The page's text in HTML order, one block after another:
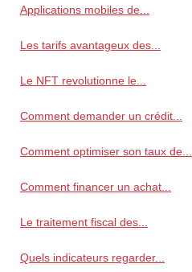
Applications mobiles de...
Les tarifs avantageux des...
Le NFT revolutionne le...
Comment demander un crédit...
Comment optimiser son taux de...
Comment financer un achat...
Le traitement fiscal des...
Quels indicateurs regarder...